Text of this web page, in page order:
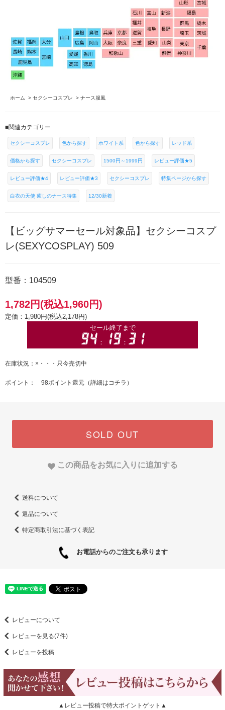
ホーム > セクシーコスプレ > ナース服風
■関連カテゴリー
セクシーコスプレ 色から探す ホワイト系 色から探す レッド系
価格から探す セクシーコスプレ 1500円～1999円 レビュー評価★5
レビュー評価★4 レビュー評価★3 セクシーコスプレ 特集ページから探す
白衣の天使 癒しのナース特集 12/30新着
【ビッグサマーセール対象品】セクシーコスプ
レ(SEXYCOSPLAY) 509
型番：104509
1,782円(税込1,960円)
定価： 1,980円(税込2,178円)
在庫状況：×・・・只今売切中
ポイント： 98ポイント還元（詳細はコチラ ）
SOLD OUT
この商品をお気に入りに追加する
送料について
返品について
特定商取引法に基づく表記
お電話からのご注文も承ります
レビューについて
レビューを見る(7件)
レビューを投稿
▲レビュー投稿で特大ポイントゲット▲